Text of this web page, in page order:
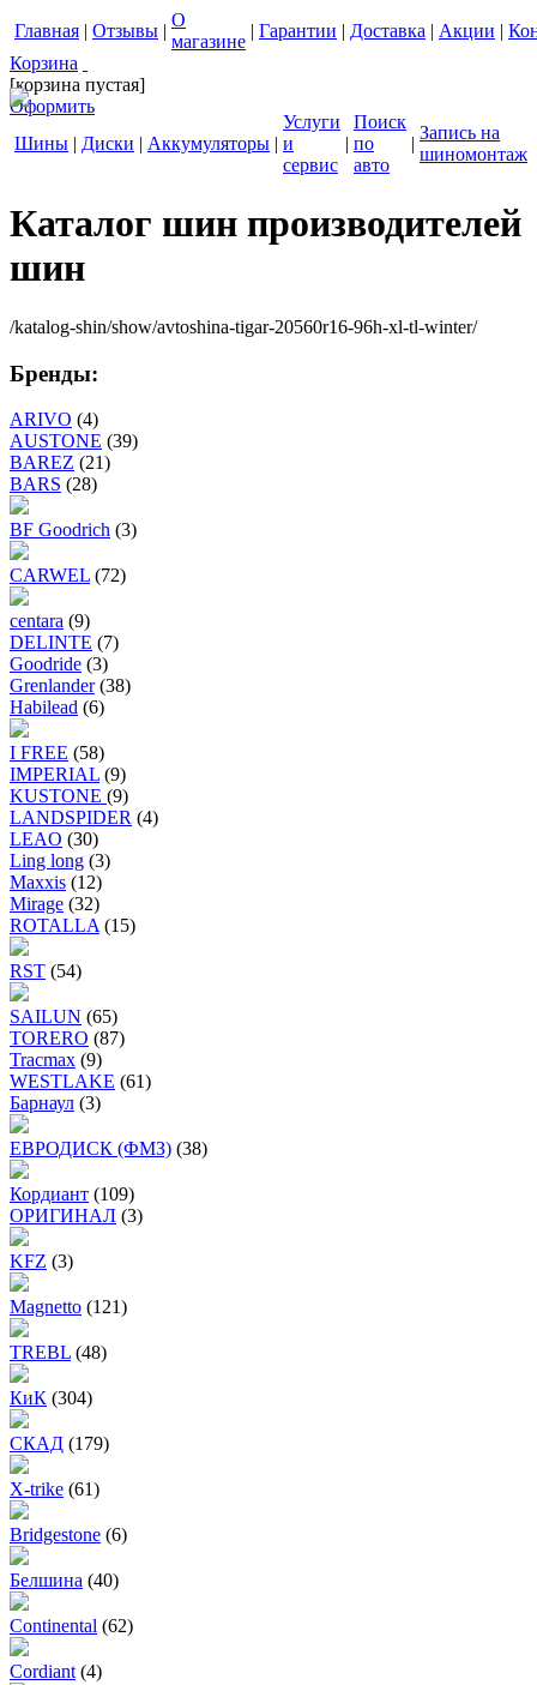
Главная | Отзывы |
О
магазине
| Гарантии | Доставка | Акции |
Корзина
[корзина пустая]
Оформить
Шины | Диски | Аккумуляторы |
Услуги
и
сервис
|
Поиск
по
авто
|
Запись на
шиномонтаж
Каталог шин производителей
шин
/katalog-shin/show/avtoshina-tigar-20560r16-96h-xl-tl-winter/
Бренды:
ARIVO (4)
AUSTONE (39)
BAREZ (21)
BARS (28)
BF Goodrich (3)
CARWEL (72)
centara (9)
DELINTE (7)
Goodride (3)
Grenlander (38)
Habilead (6)
I FREE (58)
IMPERIAL (9)
KUSTONE (9)
LANDSPIDER (4)
LEAO (30)
Ling long (3)
Maxxis (12)
Mirage (32)
ROTALLA (15)
RST (54)
SAILUN (65)
TORERO (87)
Tracmax (9)
WESTLAKE (61)
Барнаул (3)
ЕВРОДИСК (ФМЗ) (38)
Кордиант (109)
ОРИГИНАЛ (3)
KFZ (3)
Magnetto (121)
TREBL (48)
КиК (304)
СКАД (179)
X-trike (61)
Bridgestone (6)
Белшина (40)
Continental (62)
Cordiant (4)